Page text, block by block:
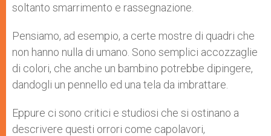
soltanto smarrimento e rassegnazione.
Pensiamo, ad esempio, a certe mostre di quadri che
non hanno nulla di umano. Sono semplici accozzaglie
di colori, che anche un bambino potrebbe dipingere,
dandogli un pennello ed una tela da imbrattare.
Eppure ci sono critici e studiosi che si ostinano a
descrivere questi orrori come capolavori,